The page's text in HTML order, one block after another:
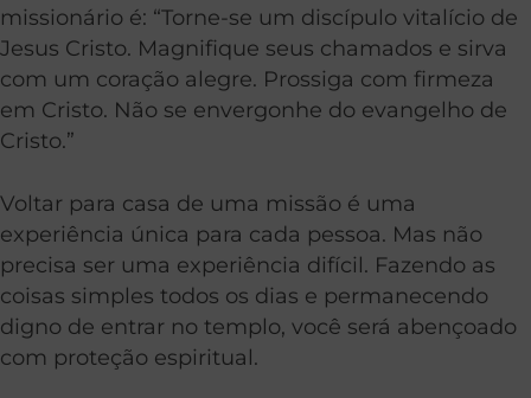
missionário é: “Torne-se um discípulo vitalício de
Jesus Cristo. Magnifique seus chamados e sirva
com um coração alegre. Prossiga com firmeza
em Cristo. Não se envergonhe do evangelho de
Cristo.”
Voltar para casa de uma missão é uma
experiência única para cada pessoa. Mas não
precisa ser uma experiência difícil. Fazendo as
coisas simples todos os dias e permanecendo
digno de entrar no templo, você será abençoado
com proteção espiritual.